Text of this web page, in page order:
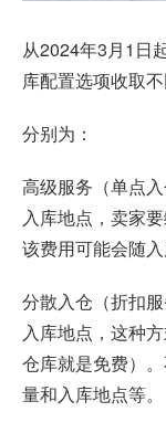
从2024年3月1日
库配置选项收取不
分别为：
高级服务（单点
入库地点，卖家
该费用可能会随
分散入仓（折扣
入库地点，这种
仓库就是免费）
量和入库地点等。